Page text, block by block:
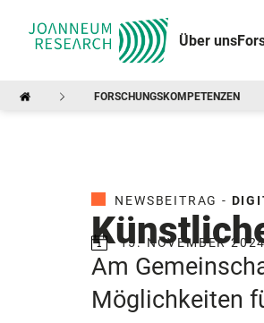
Über uns
FORSCHUNGSKOMPETENZEN
NEWSBEITRAG -
15. NOVEMBER
Am
Möglichkeiten